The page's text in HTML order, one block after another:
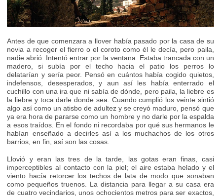
Antes de que comenzara a llover había pasado por la casa de su
novia a recoger el fierro o el coroto como él le decía, pero paila,
nadie abrió. Intentó entrar por la ventana. Estaba trancada con un
madero, si subía por el techo hacia el patio los perros lo
delatarían y sería peor. Pensó en cuántos había cogido quietos,
indefensos, desesperados, y aun así les había enterrado el
cuchillo con una ira que ni sabía de dónde, pero paila, la liebre es
la liebre y toca darle donde sea. Cuando cumplió los veinte sintió
algo así como un atisbo de adultez y se creyó maduro, pensó que
ya era hora de pararse como un hombre y no darle por la espalda
a esos traídos. En el fondo ni recordaba por qué sus hermanos le
habían enseñado a decirles así a los muchachos de los otros
barrios, en fin, así son las cosas.
Llovió y eran las tres de la tarde, las gotas eran finas, casi
imperceptibles al contacto con la piel; el aire estaba helado y el
viento hacía retorcer los techos de lata de modo que sonaban
como pequeños truenos. La distancia para llegar a su casa era
de cuatro vecindarios, unos ochocientos metros para ser exactos,